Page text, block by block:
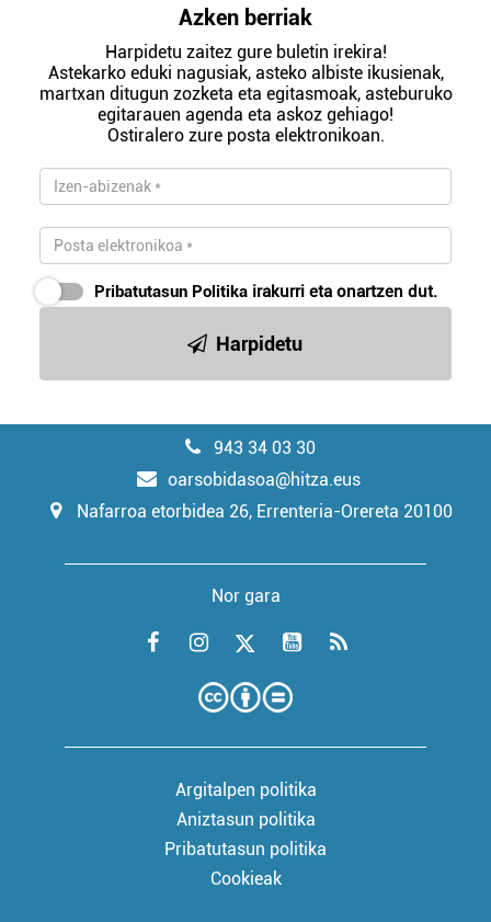
Azken berriak
Harpidetu zaitez gure buletin irekira!
Astekarko eduki nagusiak, asteko albiste ikusienak,
martxan ditugun zozketa eta egitasmoak, asteburuko
egitarauen agenda eta askoz gehiago!
Ostiralero zure posta elektronikoan.
Pribatutasun Politika irakurri eta onartzen dut.
Harpidetu
943 34 03 30
oarsobidasoa@hitza.eus
Nafarroa etorbidea 26, Errenteria-Orereta 20100
Nor gara
Argitalpen politika
Aniztasun politika
Pribatutasun politika
Cookieak